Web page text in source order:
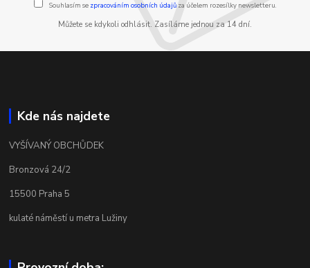
Souhlasím se zpracováním osobních údajůza účelem rozesílky newsletteru.
Můžete se kdykoli odhlásit. Zasíláme jednou za 14 dní.
Kde nás najdete
VYŠÍVANÝ OBCHŮDEK
Bronzová 24/2
15500 Praha 5
kulaté náměstí u metra Lužiny